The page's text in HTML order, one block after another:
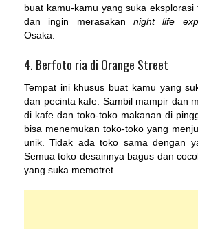
buat kamu-kamu yang suka eksplorasi
dan ingin merasakan night life
Osaka.
4. Berfoto ria di Orange Street
Tempat ini khusus buat kamu yang
dan pecinta kafe. Sambil mampir dan
di kafe dan toko-toko makanan di
bisa menemukan toko-toko yang
unik. Tidak ada toko sama dengan
Semua toko desainnya bagus dan
yang suka memotret.